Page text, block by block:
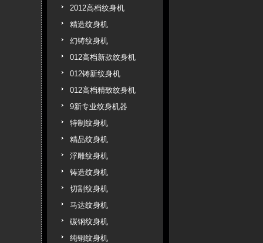
2012高档纹身机
精造纹身机
幻铸纹身机
012高档新款纹身机
012铸新纹身机
012高档精致纹身机
9新专业纹身机器
特制纹身机
精品纹身机
浮雕纹身机
铸造纹身机
切割纹身机
马达纹身机
碳钢纹身机
纯铜纹身机